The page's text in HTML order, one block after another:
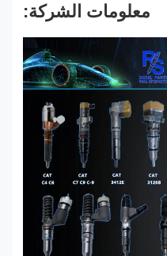
معلومات الشركة: